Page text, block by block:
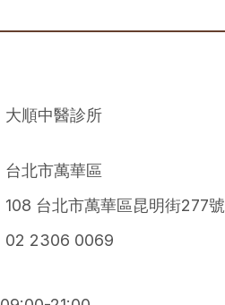
大順中醫診所
台北市萬華區
108 台北市萬華區昆明街277號
02 2306 0069